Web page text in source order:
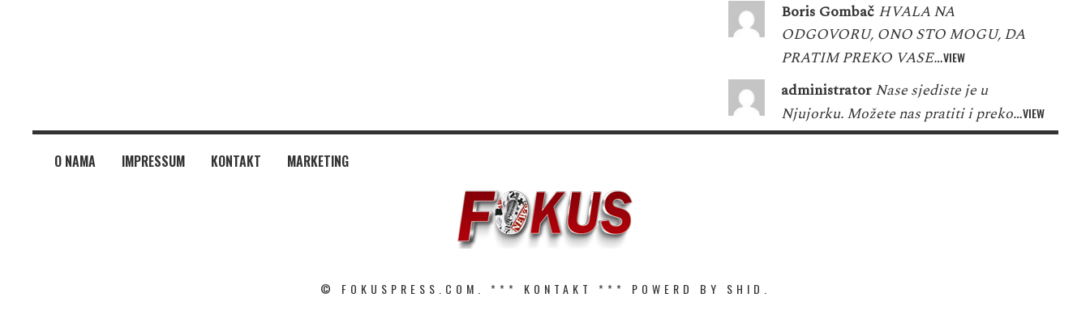
Boris Gombač HVALA NA
ODGOVORU, ONO STO MOGU, DA
PRATIM PREKO VASE…VIEW
administrator Nase sjediste je u
Njujorku. Možete nas pratiti i preko…VIEW
O NAMA IMPRESSUM KONTAKT MARKETING
© FOKUSPRESS.COM. *** KONTAKT *** POWERD BY SHID.